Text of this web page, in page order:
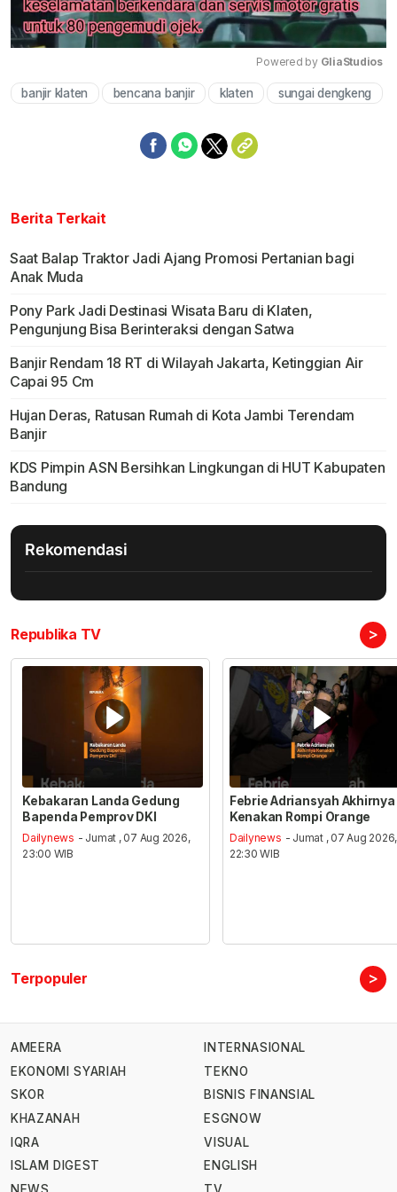
Mute
Powered by GliaStudios
banjir klaten bencana banjir klaten sungai dengkeng
Berita Terkait
Saat Balap Traktor Jadi Ajang Promosi Pertanian bagi
Anak Muda
Pony Park Jadi Destinasi Wisata Baru di Klaten,
Pengunjung Bisa Berinteraksi dengan Satwa
Banjir Rendam 18 RT di Wilayah Jakarta, Ketinggian Air
Capai 95 Cm
Hujan Deras, Ratusan Rumah di Kota Jambi Terendam
Banjir
KDS Pimpin ASN Bersihkan Lingkungan di HUT Kabupaten
Bandung
Rekomendasi
Republika TV >
Kebakaran Landa Gedung
Bapenda Pemprov DKI
Dailynews - Jumat , 07 Aug 2026,
23:00 WIB
Febrie Adriansyah Akhirnya
Kenakan Rompi Orange
Dailynews - Jumat , 07 Aug 2026,
22:30 WIB
Terpopuler >
AMEERA
EKONOMI SYARIAH
SKOR
KHAZANAH
IQRA
ISLAM DIGEST
INTERNASIONAL
TEKNO
BISNIS FINANSIAL
ESGNOW
VISUAL
ENGLISH